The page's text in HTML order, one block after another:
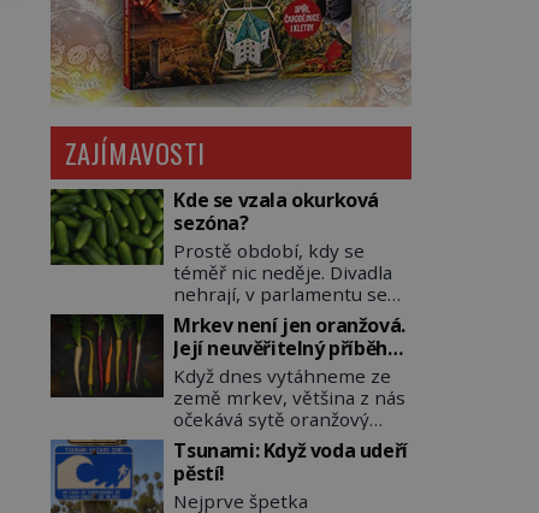
ZAJÍMAVOSTI
Kde se vzala okurková
sezóna?
Prostě období, kdy se
téměř nic neděje. Divadla
nehrají, v parlamentu se
nehlasuje, všichni jsou na
dovolené a média tak
nemají o čem mluvit a psát.
A vymýšlejí si proto
témata, které nikoho
nezajímají. Proč je však ona
letní doba spojovaná
zrovna s okurkami?
Okurkovou sezónu známe
Mrkev není jen oranžová.
Její neuvěřitelný příběh
začíná fialovou barvou
Když dnes vytáhneme ze
země mrkev, většina z nás
očekává sytě oranžový
kořen. Jenže po většinu
své historie je mrkev
všechno možné, jen ne
oranžová. Je fialová, žlutá,
Tsunami: Když voda udeří
pěstí!
Nejprve špetka